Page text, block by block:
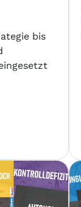
bis